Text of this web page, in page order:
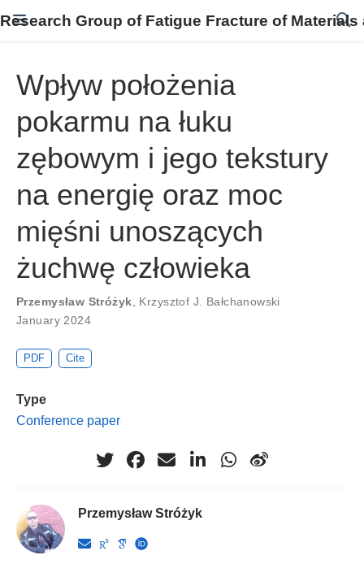
Research Group of Fatigue Fracture of
Wpływ położenia
pokarmu na łuku
zębowym i jego tekstury
na energię oraz moc
mięśni unoszących
żuchwę człowieka
Przemysław Stróżyk, Krzysztof J. Bałchanowski
January 2024
PDF Cite
Type
Conference paper
Przemysław Stróżyk